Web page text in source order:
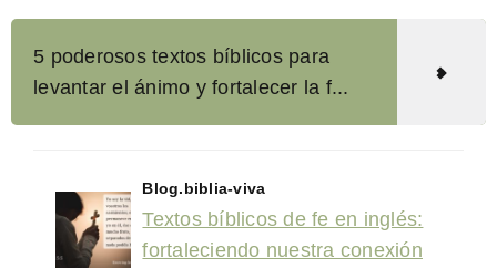
5 poderosos textos bíblicos para
levantar el ánimo y fortalecer la f...
Blog.biblia-viva
Textos bíblicos de fe en inglés:
fortaleciendo nuestra conexión